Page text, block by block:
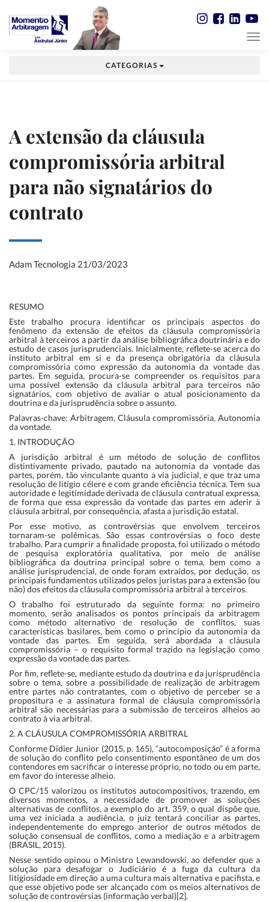
CATEGORIAS
A extensão da cláusula
compromissória arbitral
para não signatários do
contrato
Adam Tecnologia 21/03/2023
RESUMO
Este trabalho procura identificar os principais aspectos do
fenômeno da extensão de efeitos da cláusula compromissória
arbitral à terceiros a partir da análise bibliográfica doutrinária e do
estudo de casos jurisprudenciais. Inicialmente, reflete-se acerca do
instituto arbitral em si e da presença obrigatória da cláusula
compromissória como expressão da autonomia da vontade das
partes. Em seguida, procura-se compreender os requisitos para
uma possível extensão da cláusula arbitral para terceiros não
signatários, com objetivo de avaliar o atual posicionamento da
doutrina e da jurisprudência sobre o assunto.
Palavras-chave: Arbitragem, Cláusula compromissória, Autonomia
da vontade.
1. INTRODUÇÃO
A jurisdição arbitral é um método de solução de conflitos
distintivamente privado, pautado na autonomia da vontade das
partes, porém, tão vinculante quanto a via judicial, e que traz uma
resolução de litígio célere e com grande eficiência técnica. Tem sua
autoridade e legitimidade derivada de cláusula contratual expressa,
de forma que essa expressão da vontade das partes em aderir à
cláusula arbitral, por consequência, afasta a jurisdição estatal.
Por esse motivo, as controvérsias que envolvem terceiros
tornaram-se polêmicas. São essas controvérsias o foco deste
trabalho. Para cumprir a finalidade proposta, foi utilizado o método
de pesquisa exploratória qualitativa, por meio de análise
bibliográfica da doutrina principal sobre o tema, bem como a
análise jurisprudencial, de onde foram extraídos, por dedução, os
principais fundamentos utilizados pelos juristas para a extensão (ou
não) dos efeitos da cláusula compromissória arbitral à terceiros.
O trabalho foi estruturado da seguinte forma: no primeiro
momento, serão analisados os pontos principais da arbitragem
como método alternativo de resolução de conflitos, suas
características basilares, bem como o princípio da autonomia da
vontade das partes. Em seguida, será abordada a cláusula
compromissória – o requisito formal trazido na legislação como
expressão da vontade das partes.
Por fim, reflete-se, mediante estudo da doutrina e da jurisprudência
sobre o tema, sobre a possibilidade de realização de arbitragem
entre partes não contratantes, com o objetivo de perceber se a
propositura e a assinatura formal de cláusula compromissória
arbitral são necessárias para a submissão de terceiros alheios ao
contrato à via arbitral.
2. A CLÁUSULA COMPROMISSÓRIA ARBITRAL
Conforme Didier Junior (2015, p. 165), “autocomposição” é a forma
de solução do conflito pelo consentimento espontâneo de um dos
contendores em sacrificar o interesse próprio, no todo ou em parte,
em favor do interesse alheio.
O CPC/15 valorizou os institutos autocompositivos, trazendo, em
diversos momentos, a necessidade de promover as soluções
alternativas de conflitos, a exemplo do art. 359, o qual dispõe que,
uma vez iniciada a audiência, o juiz tentará conciliar as partes,
independentemente do emprego anterior de outros métodos de
solução consensual de conflitos, como a mediação e a arbitragem
(BRASIL, 2015).
Nesse sentido opinou o Ministro Lewandowski, ao defender que a
solução para desafogar o Judiciário é a fuga da cultura da
litigiosidade em direção a uma cultura mais alternativa e pacifista, e
que esse objetivo pode ser alcançado com os meios alternativos de
solução de controvérsias (informação verbal)[2].